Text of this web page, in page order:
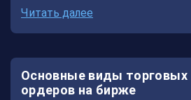
Читать далее
Основные виды торговых
ордеров на бирже